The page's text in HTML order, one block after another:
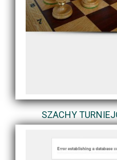
SZACHY